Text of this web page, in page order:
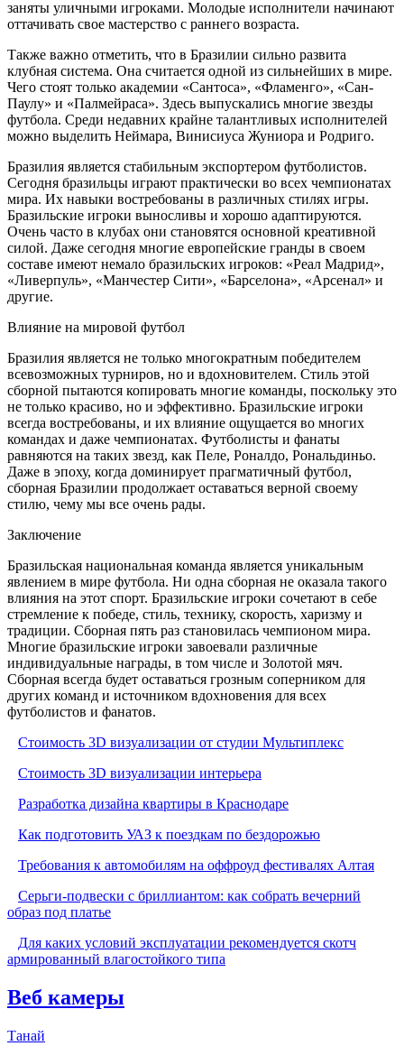
заняты уличными игроками. Молодые исполнители начинают
оттачивать свое мастерство с раннего возраста.
Также важно отметить, что в Бразилии сильно развита
клубная система. Она считается одной из сильнейших в мире.
Чего стоят только академии «Сантоса», «Фламенго», «Сан-
Паулу» и «Палмейраса». Здесь выпускались многие звезды
футбола. Среди недавних крайне талантливых исполнителей
можно выделить Неймара, Винисиуса Жуниора и Родриго.
Бразилия является стабильным экспортером футболистов.
Сегодня бразильцы играют практически во всех чемпионатах
мира. Их навыки востребованы в различных стилях игры.
Бразильские игроки выносливы и хорошо адаптируются.
Очень часто в клубах они становятся основной креативной
силой. Даже сегодня многие европейские гранды в своем
составе имеют немало бразильских игроков: «Реал Мадрид»,
«Ливерпуль», «Манчестер Сити», «Барселона», «Арсенал» и
другие.
Влияние на мировой футбол
Бразилия является не только многократным победителем
всевозможных турниров, но и вдохновителем. Стиль этой
сборной пытаются копировать многие команды, поскольку это
не только красиво, но и эффективно. Бразильские игроки
всегда востребованы, и их влияние ощущается во многих
командах и даже чемпионатах. Футболисты и фанаты
равняются на таких звезд, как Пеле, Роналдо, Рональдиньо.
Даже в эпоху, когда доминирует прагматичный футбол,
сборная Бразилии продолжает оставаться верной своему
стилю, чему мы все очень рады.
Заключение
Бразильская национальная команда является уникальным
явлением в мире футбола. Ни одна сборная не оказала такого
влияния на этот спорт. Бразильские игроки сочетают в себе
стремление к победе, стиль, технику, скорость, харизму и
традиции. Сборная пять раз становилась чемпионом мира.
Многие бразильские игроки завоевали различные
индивидуальные награды, в том числе и Золотой мяч.
Сборная всегда будет оставаться грозным соперником для
других команд и источником вдохновения для всех
футболистов и фанатов.
Стоимость 3D визуализации от студии Мультиплекс
Стоимость 3D визуализации интерьера
Разработка дизайна квартиры в Краснодаре
Как подготовить УАЗ к поездкам по бездорожью
Требования к автомобилям на оффроуд фестивалях Алтая
Серьги-подвески с бриллиантом: как собрать вечерний
образ под платье
Для каких условий эксплуатации рекомендуется скотч
армированный влагостойкого типа
Веб камеры
Танай